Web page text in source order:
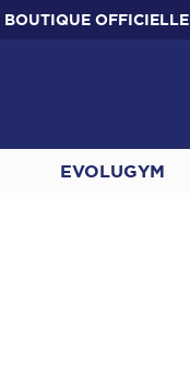
BOUTIQUE OFFICIELLE
EVOLUGYM